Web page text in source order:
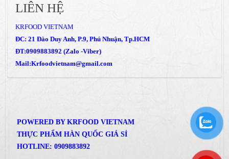
LIÊN HỆ
KRFOOD VIETNAM
ĐC: 21 Đào Duy Anh, P.9, Phú Nhuận, Tp.HCM
ĐT:0909883892 (Zalo -Viber)
Mail:Krfoodvietnam@gmail.com
POWERED BY KRFOOD VIETNAM
THỰC PHẨM HÀN QUỐC GIÁ SỈ
HOTLINE: 0909883892